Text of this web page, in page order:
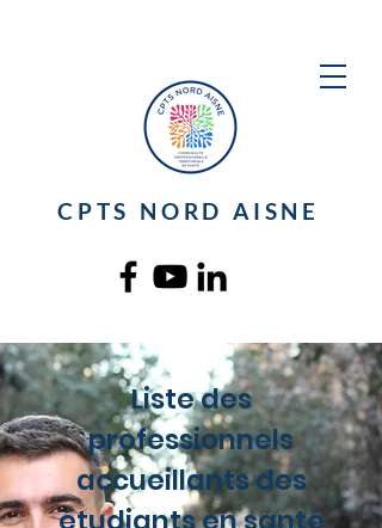
CPTS NORD AISNE
Liste des
professionnels
accueillants des